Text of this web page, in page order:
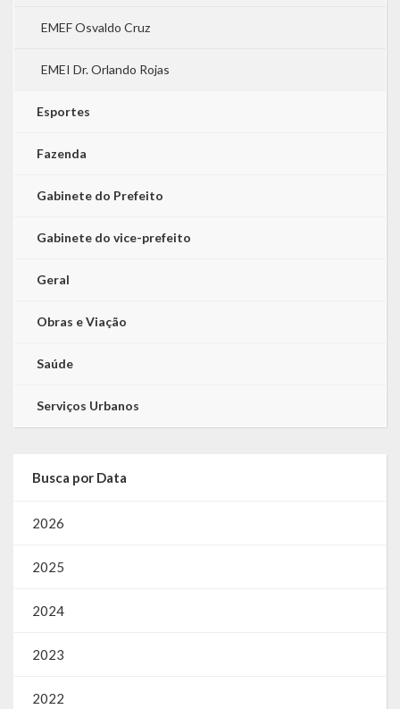
EMEF Osvaldo Cruz
EMEI Dr. Orlando Rojas
Esportes
Fazenda
Gabinete do Prefeito
Gabinete do vice-prefeito
Geral
Obras e Viação
Saúde
Serviços Urbanos
Busca por Data
2026
2025
2024
2023
2022